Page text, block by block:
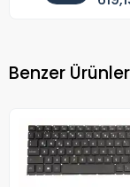
Benzer Ürünler